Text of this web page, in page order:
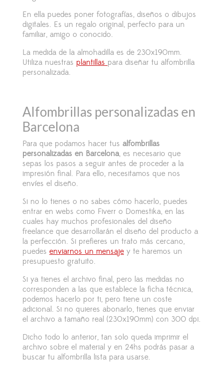
En ella puedes poner fotografías, diseños o dibujos
digitales. Es un regalo original, perfecto para un
familiar, amigo o conocido.
La medida de la almohadilla es de 230x190mm.
Utiliza nuestras plantillas para diseñar tu alfombrilla
personalizada.
Alfombrillas personalizadas en
Barcelona
Para que podamos hacer tus alfombrillas
personalizadas en Barcelona, es necesario que
sepas los pasos a seguir antes de proceder a la
impresión final. Para ello, necesitamos que nos
envíes el diseño.
Si no lo tienes o no sabes cómo hacerlo, puedes
entrar en webs como Fiverr o Domestika, en las
cuales hay muchos profesionales del diseño
freelance que desarrollarán el diseño del producto a
la perfección. Si prefieres un trato más cercano,
puedes enviarnos un mensaje y te haremos un
presupuesto gratuito.
Si ya tienes el archivo final, pero las medidas no
corresponden a las que establece la ficha técnica,
podemos hacerlo por ti, pero tiene un coste
adicional. Si no quieres abonarlo, tienes que enviar
el archivo a tamaño real (230x190mm) con 300 dpi.
Dicho todo lo anterior, tan solo queda imprimir el
archivo sobre el material y en 24hs podrás pasar a
buscar tu alfombrilla lista para usarse.